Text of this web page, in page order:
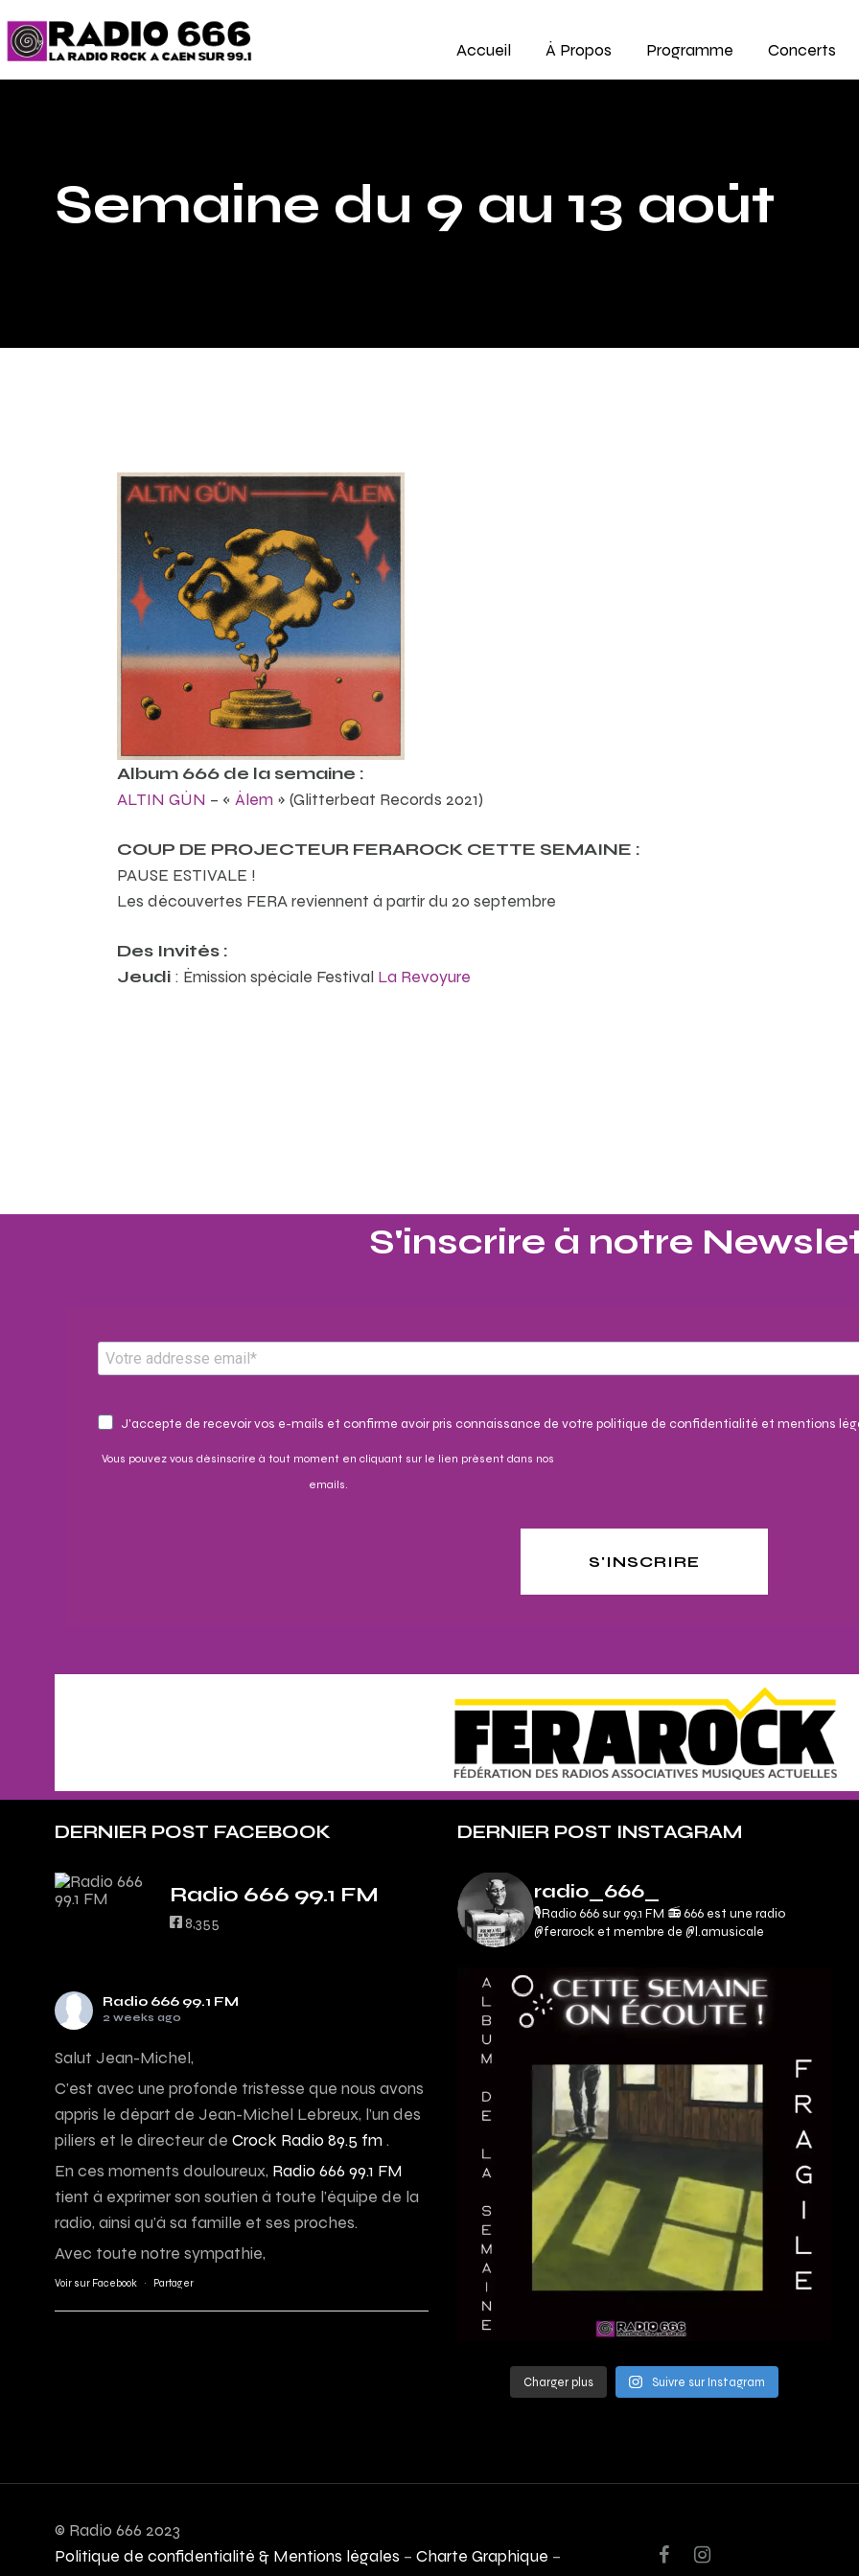
Accueil À Propos Programme Concerts
Semaine du 9 au 13 août
Album 666 de la semaine :
ALTIN GÛN – « Âlem » (Glitterbeat Records 2021)
COUP DE PROJECTEUR FERAROCK CETTE SEMAINE :
PAUSE ESTIVALE !
Les découvertes FERA reviennent à partir du 20 septembre
Des Invités :
Jeudi : Émission spéciale Festival La Revoyure
S'inscrire à notre
J'accepte de recevoir vos e-mails et confirme avoir pris connaissance de votre politique de confidentialité et mentions
Vous pouvez vous désinscrire à tout moment en cliquant sur le lien présent dans nos
emails.
S'INSCRIRE
DERNIER POST FACEBOOK
Radio 666 99.1 FM
8,355
Radio 666 99.1 FM
2 weeks ago
Salut Jean-Michel,
C’est avec une profonde tristesse que nous avons
appris le départ de Jean-Michel Lebreux, l’un des
piliers et le directeur de Crock Radio 89.5 fm .
En ces moments douloureux, Radio 666 99.1 FM
tient à exprimer son soutien à toute l’équipe de la
radio, ainsi qu’à sa famille et ses proches.
Avec toute notre sympathie,
Voir sur Facebook · Partager
DERNIER POST INSTAGRAM
radio_666_
🎙Radio 666 sur 99.1 FM 📻666 est une radio
@ferarock et membre de @l.amusicale
Charger plus Suivre sur Instagram
© Radio 666 2023
Politique de confidentialité & Mentions légales – Charte Graphique –